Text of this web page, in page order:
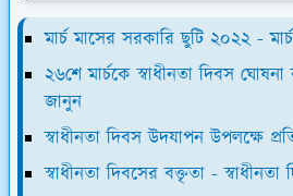
মার্চ মাসের সরকারি ছুটি ২০২২ -
২৬শে মার্চকে স্বাধীনতা দিবস
জানুন
স্বাধীনতা দিবস উদযাপন উপলক্ষে
স্বাধীনতা দিবসের বক্তৃতা - স্বাধীনতা